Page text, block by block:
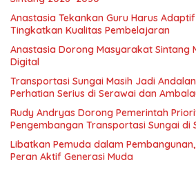
Anastasia Tekankan Guru Harus
Tingkatkan Kualitas Pembelajaran
Anastasia Dorong Masyarakat Sintang
Digital
Transportasi Sungai Masih Jadi
Perhatian Serius di Serawai dan
Rudy Andryas Dorong Pemerintah
Pengembangan Transportasi Sungai di
Libatkan Pemuda dalam
Peran Aktif Generasi Muda